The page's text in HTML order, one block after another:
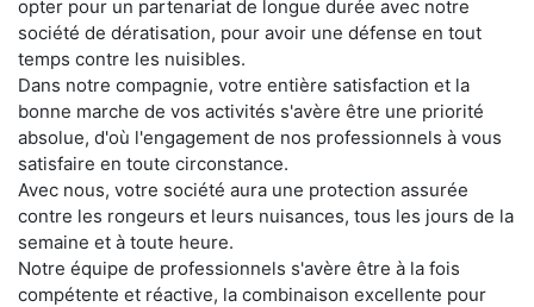
opter pour un partenariat de longue durée avec notre
société de dératisation, pour avoir une défense en tout
temps contre les nuisibles.
Dans notre compagnie, votre entière satisfaction et la
bonne marche de vos activités s'avère être une priorité
absolue, d'où l'engagement de nos professionnels à vous
satisfaire en toute circonstance.
Avec nous, votre société aura une protection assurée
contre les rongeurs et leurs nuisances, tous les jours de la
semaine et à toute heure.
Notre équipe de professionnels s'avère être à la fois
compétente et réactive, la combinaison excellente pour